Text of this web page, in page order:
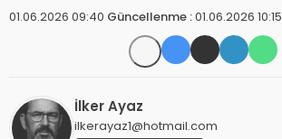
01.06.2026 09:40 Güncellenme :01.06.2026 10:15
İlker Ayaz
ilkerayaz1@hotmail.com